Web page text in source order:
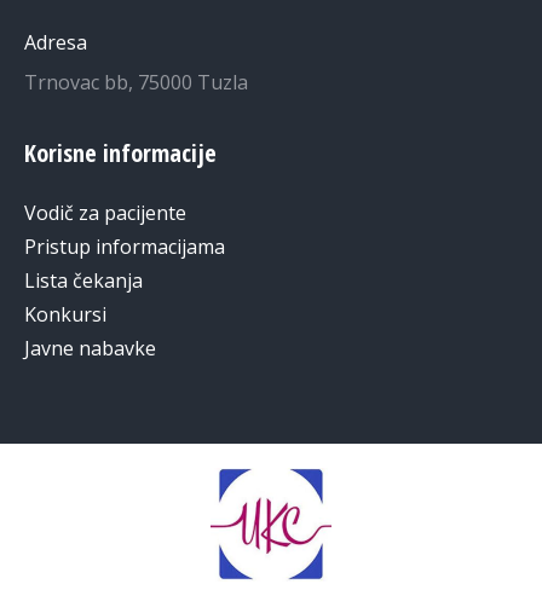
Adresa
Trnovac bb, 75000 Tuzla
Korisne informacije
Vodič za pacijente
Pristup informacijama
Lista čekanja
Konkursi
Javne nabavke